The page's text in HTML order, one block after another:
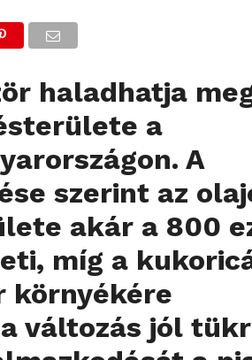
haladhatja
a
A
szerint az
akár a 800
míg a
környékére
változás jól